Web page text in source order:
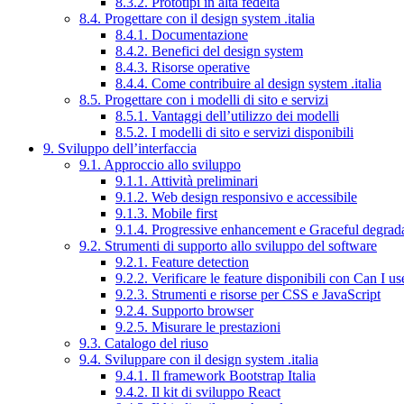
8.4. Progettare con il design system .italia
8.4.1. Documentazione
8.4.2. Benefici del design system
8.4.3. Risorse operative
8.4.4. Come contribuire al design system .italia
8.5. Progettare con i modelli di sito e servizi
8.5.1. Vantaggi dell’utilizzo dei modelli
8.5.2. I modelli di sito e servizi disponibili
9. Sviluppo dell’interfaccia
9.1. Approccio allo sviluppo
9.1.1. Attività preliminari
9.1.2. Web design responsivo e accessibile
9.1.3. Mobile first
9.1.4. Progressive enhancement e Graceful
9.2. Strumenti di supporto allo sviluppo del software
9.2.1. Feature detection
9.2.2. Verificare le feature disponibili con Can I
9.2.3. Strumenti e risorse per CSS e JavaScript
9.2.4. Supporto browser
9.2.5. Misurare le prestazioni
9.3. Catalogo del riuso
9.4. Sviluppare con il design system .italia
9.4.1. Il framework Bootstrap Italia
9.4.2. Il kit di sviluppo React